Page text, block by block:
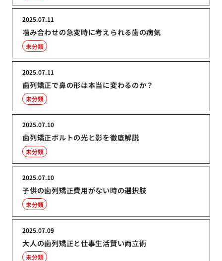
噛み合わせの急変時に考えられる歯の病気
2025.07.11
未分類
歯列矯正で鼻の形は本当に変わるのか？
2025.07.11
未分類
歯列矯正ボルトの光と影を徹底解説
2025.07.10
未分類
子供の歯列矯正費用がない時の選択肢
2025.07.10
未分類
大人の歯列矯正と仕事生活賢い両立術
2025.07.09
未分類